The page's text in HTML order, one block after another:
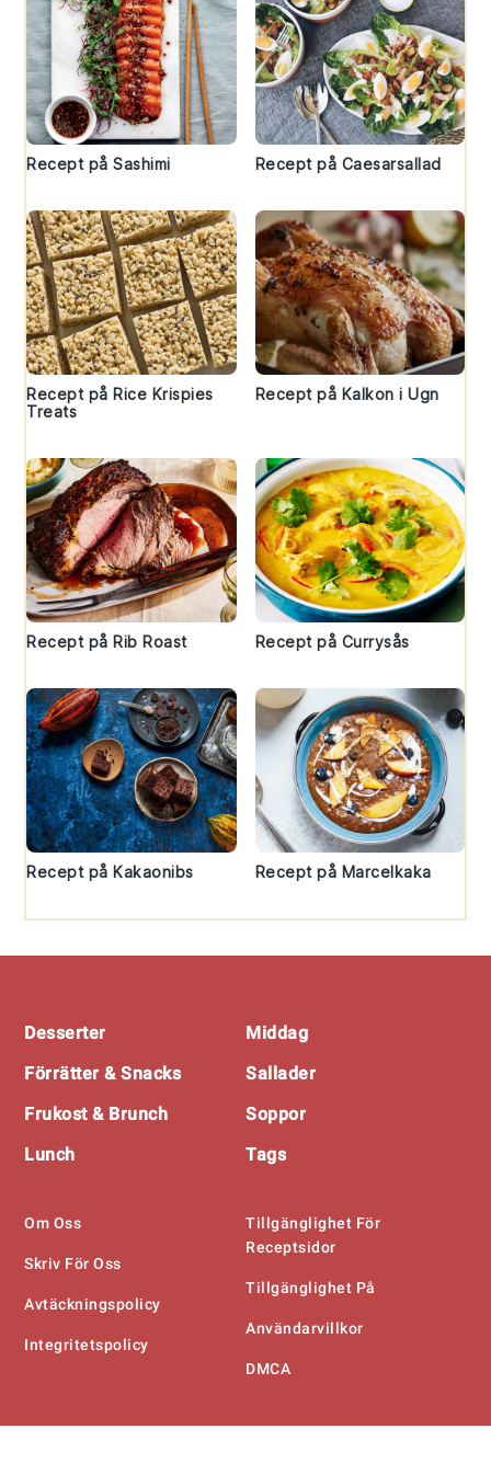
Recept på Sashimi Recept på Caesarsallad
Recept på Rice Krispies
Treats
Recept på Kalkon i Ugn
Recept på Rib Roast Recept på Currysås
Recept på Kakaonibs Recept på Marcelkaka
Desserter
Förrätter & Snacks
Frukost & Brunch
Lunch
Middag
Sallader
Soppor
Tags
Om Oss
Skriv För Oss
Avtäckningspolicy
Integritetspolicy
Tillgänglighet För
Receptsidor
Tillgänglighet På
Användarvillkor
DMCA